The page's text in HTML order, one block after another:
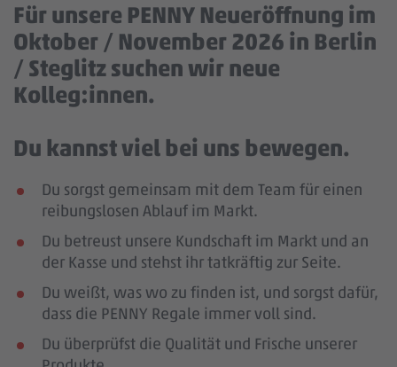
Für unsere PENNY Neueröffnung im
Oktober / November 2026 in Berlin
/ Steglitz suchen wir neue
Kolleg:innen.
Du kannst viel bei uns bewegen.
Du sorgst gemeinsam mit dem Team für einen
reibungslosen Ablauf im Markt.
Du betreust unsere Kundschaft im Markt und an
der Kasse und stehst ihr tatkräftig zur Seite.
Du weißt, was wo zu finden ist, und sorgst dafür,
dass die PENNY Regale immer voll sind.
Du überprüfst die Qualität und Frische unserer